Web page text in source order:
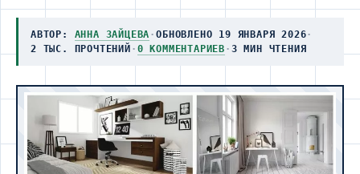
АВТОР: АННА ЗАЙЦЕВА ·ОБНОВЛЕНО 19 ЯНВАРЯ 2026·
2 ТЫС. ПРОЧТЕНИЙ · 0 КОММЕНТАРИЕВ · 3 МИН ЧТЕНИЯ